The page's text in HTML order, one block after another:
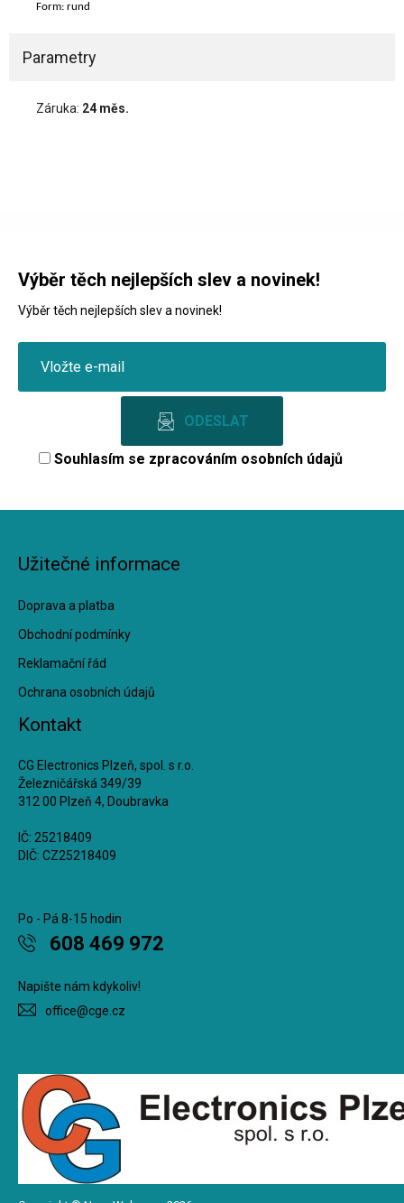
Form: rund
Parametry
Záruka: 24 měs.
Výběr těch nejlepších slev a novinek!
Výběr těch nejlepších slev a novinek!
Souhlasím se zpracováním osobních údajů
Užitečné informace
Doprava a platba
Obchodní podmínky
Reklamační řád
Ochrana osobních údajů
Kontakt
CG Electronics Plzeň, spol. s r.o.
Železničářská 349/39
312 00 Plzeň 4, Doubravka
IČ: 25218409
DIČ: CZ25218409
Po - Pá 8-15 hodin
608 469 972
Napište nám kdykoliv!
office@cge.cz